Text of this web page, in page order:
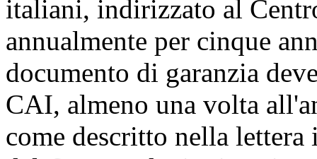
italiani, indirizzato al
annualmente per cinque
documento di garanzia
CAI, almeno una volta
come descritto nella